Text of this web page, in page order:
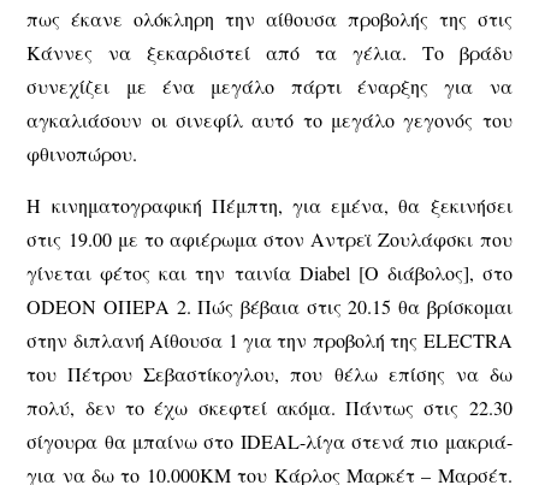
πως έκανε ολόκληρη την αίθουσα προβολής της στις
Κάννες να ξεκαρδιστεί από τα γέλια. Το βράδυ
συνεχίζει με ένα μεγάλο πάρτι έναρξης για να
αγκαλιάσουν οι σινεφίλ αυτό το μεγάλο γεγονός του
φθινοπώρου.
Η κινηματογραφική Πέμπτη, για εμένα, θα ξεκινήσει
στις 19.00 με το αφιέρωμα στον Αντρεϊ Ζουλάφσκι που
γίνεται φέτος και την ταινία Diabel [Ο διάβολος], στο
ODEON ΟΠΕΡΑ 2. Πώς βέβαια στις 20.15 θα βρίσκομαι
στην διπλανή Αίθουσα 1 για την προβολή της ELECTRA
του Πέτρου Σεβαστίκογλου, που θέλω επίσης να δω
πολύ, δεν το έχω σκεφτεί ακόμα. Πάντως στις 22.30
σίγουρα θα μπαίνω στο IDEAL-λίγα στενά πιο μακριά-
για να δω το 10.000ΚΜ του Κάρλος Μαρκέτ – Μαρσέτ.